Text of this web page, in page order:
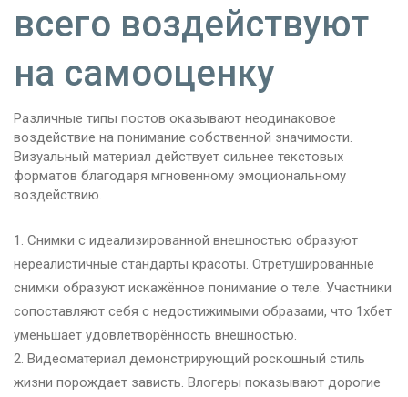
всего воздействуют
на самооценку
Различные типы постов оказывают неодинаковое
воздействие на понимание собственной значимости.
Визуальный материал действует сильнее текстовых
форматов благодаря мгновенному эмоциональному
воздействию.
Снимки с идеализированной внешностью образуют
нереалистичные стандарты красоты. Отретушированные
снимки образуют искажённое понимание о теле. Участники
сопоставляют себя с недостижимыми образами, что 1хбет
уменьшает удовлетворённость внешностью.
Видеоматериал демонстрирующий роскошный стиль
жизни порождает зависть. Влогеры показывают дорогие